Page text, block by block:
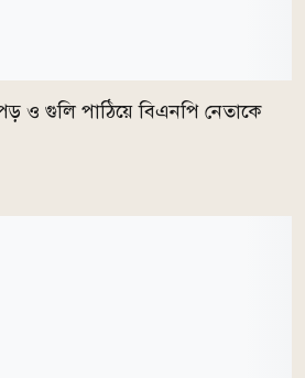
ও গুলি পাঠিয়ে বিএনপি নেতাকে